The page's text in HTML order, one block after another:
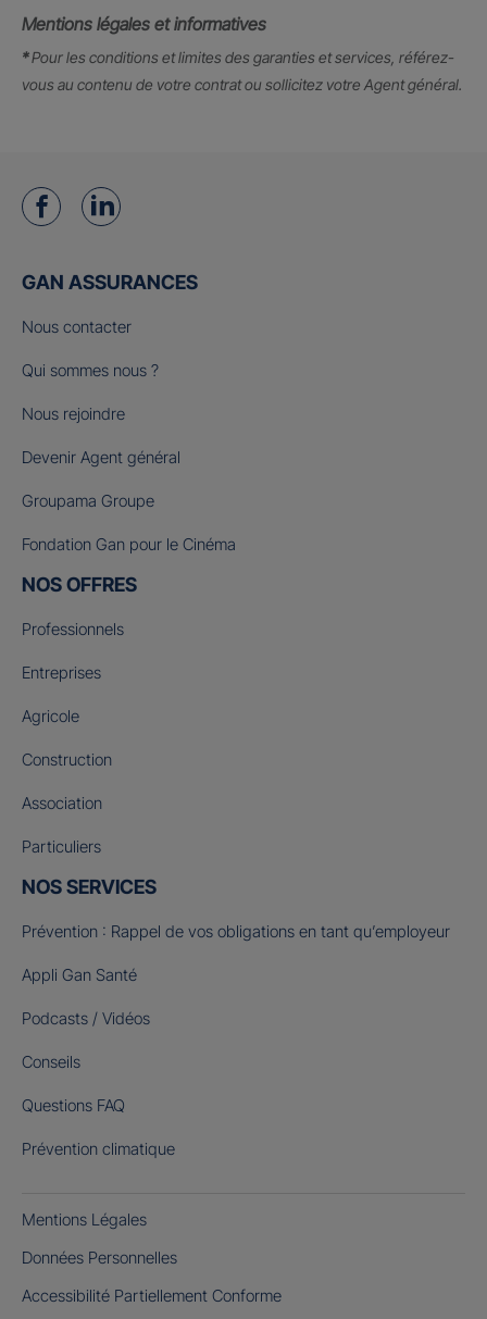
Mentions légales et informatives
*Pour les conditions et limites des garanties et services, référez-
vous au contenu de votre contrat ou sollicitez votre Agent général.
GAN ASSURANCES
Nous contacter
Qui sommes nous ?
Nous rejoindre
Devenir Agent général
Groupama Groupe
Fondation Gan pour le Cinéma
NOS OFFRES
Professionnels
Entreprises
Agricole
Construction
Association
Particuliers
NOS SERVICES
Prévention : Rappel de vos obligations en tant qu’employeur
Appli Gan Santé
Podcasts / Vidéos
Conseils
Questions FAQ
Prévention climatique
Mentions Légales
Données Personnelles
Accessibilité Partiellement Conforme